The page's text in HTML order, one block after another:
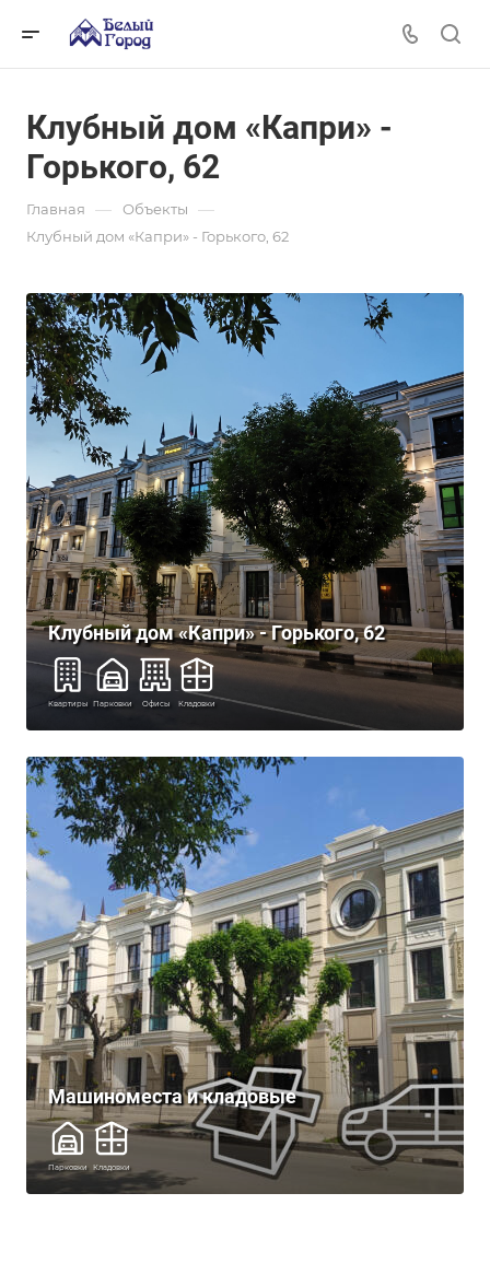
Клубный дом «Капри» -
Горького, 62
Главная — Объекты —
Клубный дом «Капри» - Горького, 62
Клубный дом «Капри» - Горького, 62
Квартиры Парковки Офисы Кладовки
Машиноместа и кладовые
Парковки Кладовки